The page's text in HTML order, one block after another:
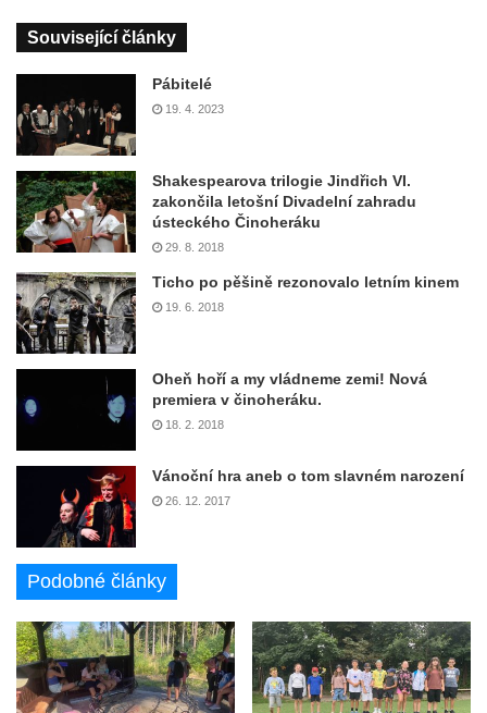
Související články
Pábitelé
19. 4. 2023
Shakespearova trilogie Jindřich VI.
zakončila letošní Divadelní zahradu
ústeckého Činoheráku
29. 8. 2018
Ticho po pěšině rezonovalo letním kinem
19. 6. 2018
Oheň hoří a my vládneme zemi! Nová
premiera v činoheráku.
18. 2. 2018
Vánoční hra aneb o tom slavném narození
26. 12. 2017
Podobné články